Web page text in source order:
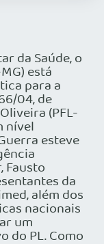
da Saúde, o
está
para a
04, de
(PFL-
nível
esteve
Fausto
da
além dos
nacionais
um
do PL. Como